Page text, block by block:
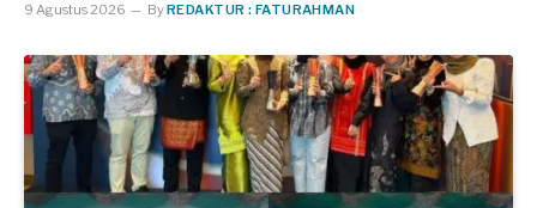
9 Agustus 2026 ByREDAKTUR : FATURAHMAN